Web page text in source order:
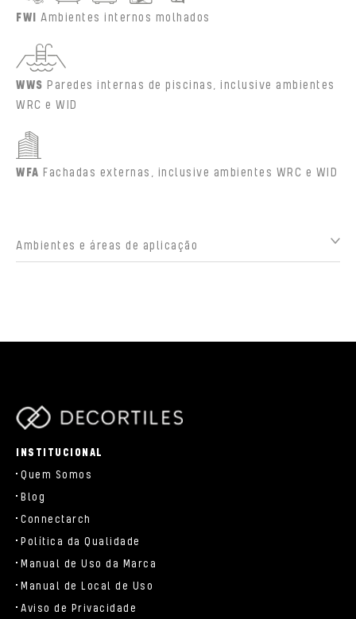
FWI Ambientes internos molhados
WWS Paredes internas de piscinas, inclusive ambientes
WRC e WID
WFA Fachadas externas, inclusive ambientes WRC e WID
Ambientes e áreas de aplicação
INSTITUCIONAL
Quem Somos
Blog
Connectarch
Política da Qualidade
Manual de Uso da Marca
Manual de Local de Uso
Aviso de Privacidade